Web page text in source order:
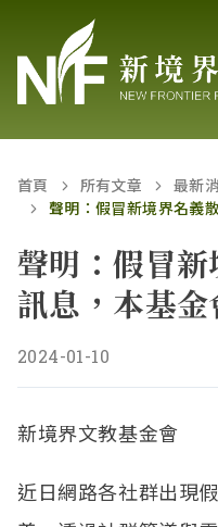
首頁 所有文章
最新
聲明：假冒新境界名義
聲明：假冒
訊息，本基
2024-01-10
新境界文教基金會
近日網路各社群出現